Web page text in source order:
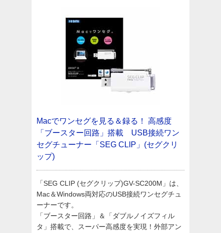
Macでワンセグを見る＆録る！
高感度
「ブースター回路」搭載 USB接続ワン
セグチューナー「SEG CLIP」(セグクリ
ップ)
「SEG CLIP (セグクリップ)GV-SC200M」は、
Mac＆Windows両対応のUSB接続ワンセグチュ
ーナーです。
「ブースター回路」＆「ダブルノイズフィル
タ」搭載で、スーパー高感度を実現！外部アン